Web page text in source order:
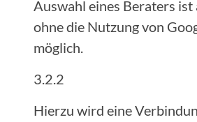
Auswahl eines Beraters ist
ohne die Nutzung von
möglich.
3.2.2
Hierzu wird eine